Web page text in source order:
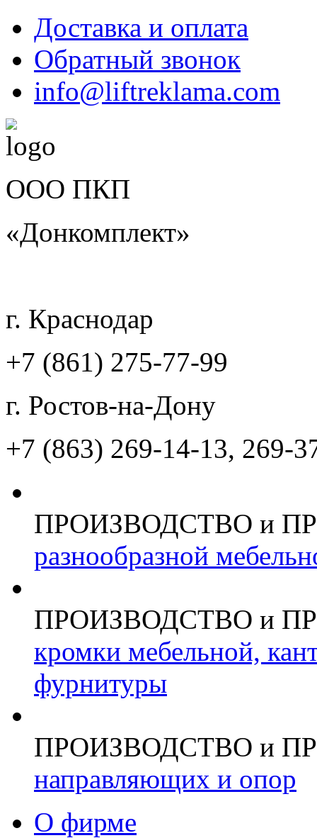
Доставка и оплата
Обратный звонок
info@liftreklama.com
ООО ПКП
«Донкомплект»
г. Краснодар
+7 (861) 275-77-99
г. Ростов-на-Дону
+7 (863) 269-14-13, 269-
ПРОИЗВОДСТВО и
разнообразной
ПРОИЗВОДСТВО и
кромки мебельной,
фурнитуры
ПРОИЗВОДСТВО и
направляющих и опор
О фирме